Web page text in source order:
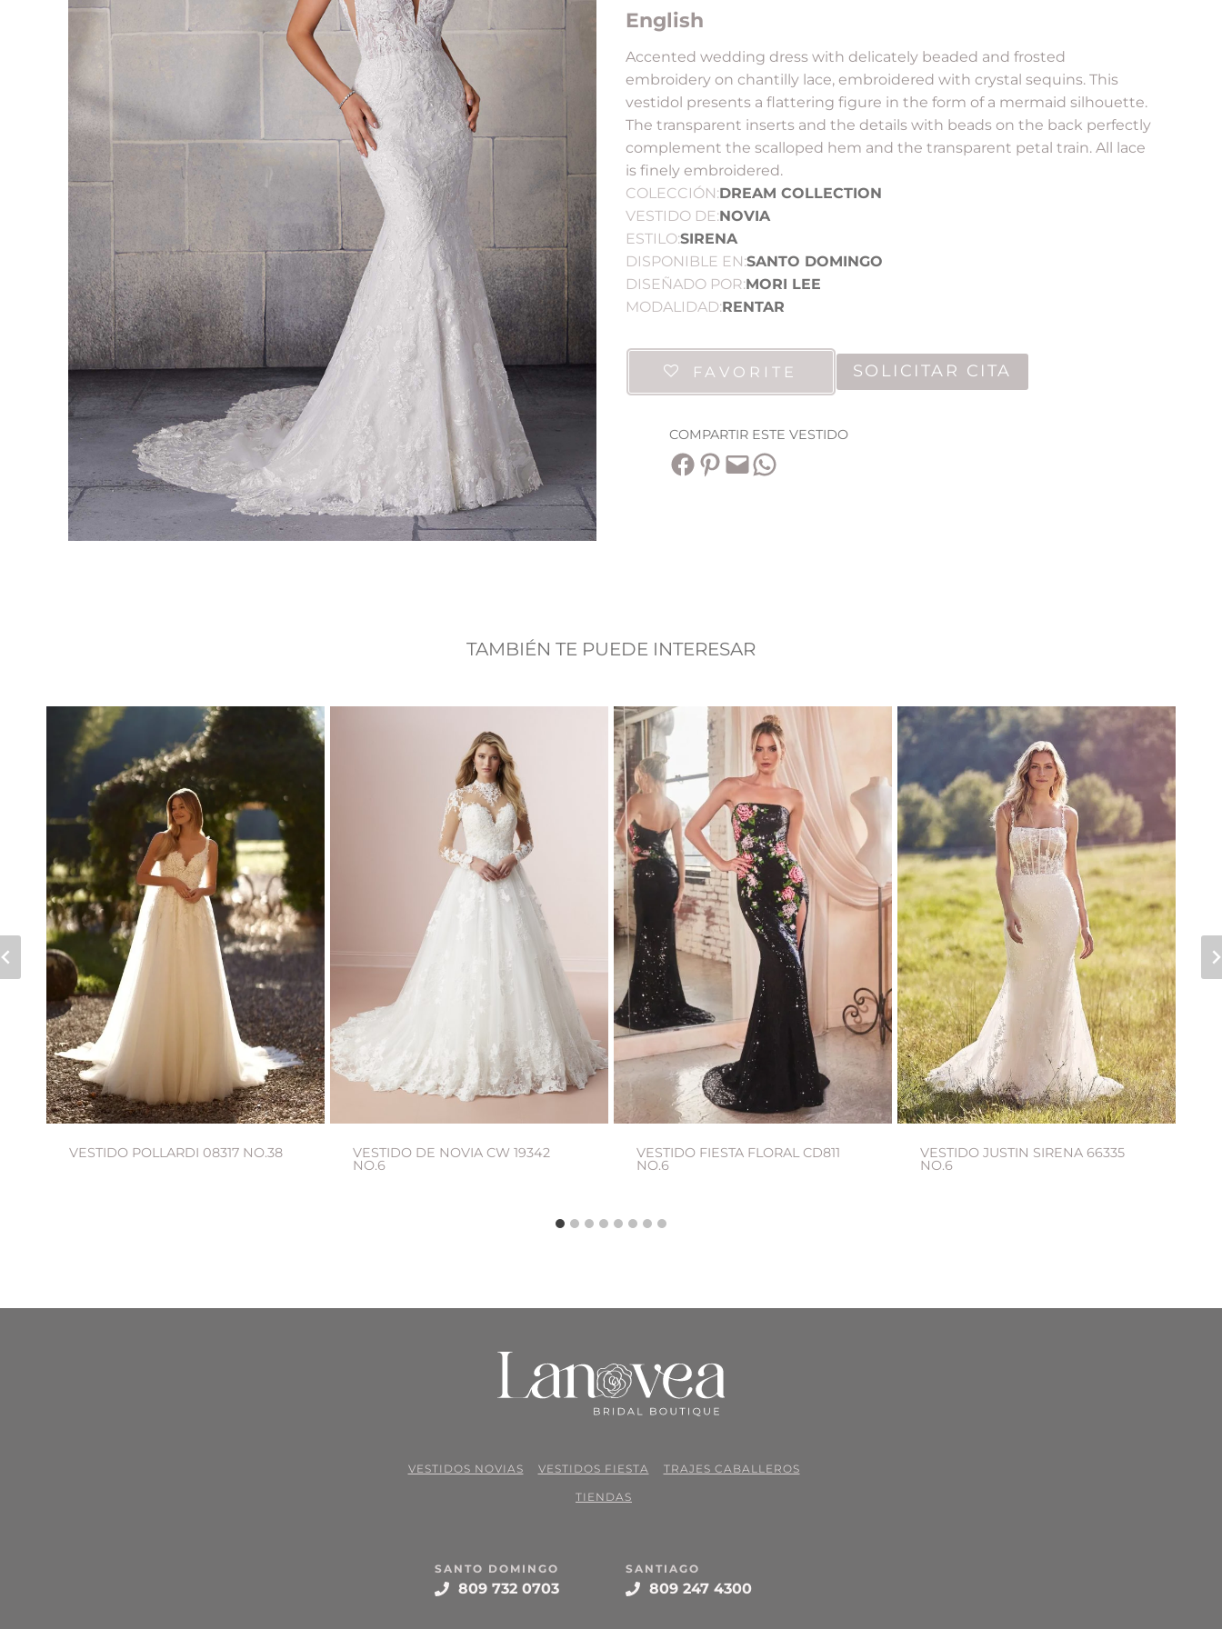
English
Accented wedding dress with delicately beaded and frosted
embroidery on chantilly lace, embroidered with crystal sequins. This
vestidol presents a flattering figure in the form of a mermaid silhouette.
The transparent inserts and the details with beads on the back perfectly
complement the scalloped hem and the transparent petal train. All lace
is finely embroidered.
COLECCIÓN:DREAM COLLECTION
VESTIDO DE:NOVIA
ESTILO:SIRENA
DISPONIBLE EN:SANTO DOMINGO
DISEÑADO POR:MORI LEE
MODALIDAD:RENTAR
FAVORITE SOLICITAR CITA
COMPARTIR ESTE VESTIDO
Compartir en Facebook Compartir en Pinterest Envía esta página por correo electrónico Compartir en WhatsApp
TAMBIÉN TE PUEDE INTERESAR
VESTIDO POLLARDI 08317 NO.38 VESTIDO DE NOVIA CW 19342
NO.6
VESTIDO FIESTA FLORAL CD811
NO.6
VESTIDO JUSTIN SIRENA 66335
NO.6
VESTIDOS NOVIAS VESTIDOS FIESTA TRAJES CABALLEROS
TIENDAS
SANTO DOMINGO
809 732 0703
SANTIAGO
809 247 4300